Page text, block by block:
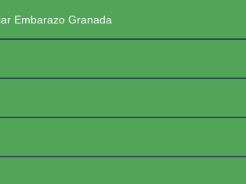
Embarazo Granada
FRECUENTES SESIONES
COMUNIONES 2026